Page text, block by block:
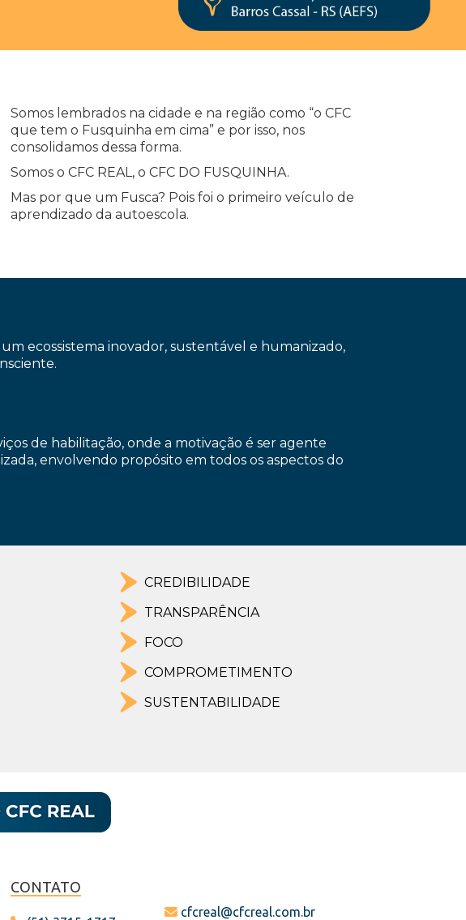
Somos lembrados na cidade e na região como “o CFC
que tem o Fusquinha em cima” e por isso, nos
consolidamos dessa forma.
Somos o CFC REAL, o CFC DO FUSQUINHA.
Mas por que um Fusca? Pois foi o primeiro veículo de
aprendizado da autoescola.
ecossistema inovador, sustentável e humanizado,
de habilitação, onde a motivação é ser agente
envolvendo propósito em todos os aspectos do
CREDIBILIDADE
TRANSPARÊNCIA
FOCO
COMPROMETIMENTO
SUSTENTABILIDADE
CONTATO
cfcreal@cfcreal.com.br